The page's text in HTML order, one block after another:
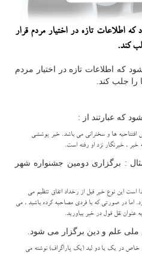
اطلاعات تازه در اختیار مردم قرار
كند.
که اطلاعات تازه در اختیار مردم
را جلب کند.
که عبارتند از :
ها و سخنرانی می باشد. خبر پوششی
، خبرنگار نزد او رفته است.
: برگزاری دومین جشنواره شهر
است این نوع خبر قبل از رخداد اتفاق تنظیم می
اما در صورتی که با فردی مصاحبه کرده باشید ، می
عنوان نقل قول در خبر بیاورید.
ملی علم و دین برگزار می شود.
خاص در یک یا دو لید (یک پاراگراف) نوشته می